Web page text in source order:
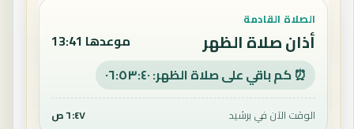
الصلاة القادمة
أذان صلاة الظهر موعدها 13:41
⏰ كم باقي على صلاة الظهر: ٠٦:٥٣:٣٩
الوقت الآن في برشيد ٦:٤٧ ص